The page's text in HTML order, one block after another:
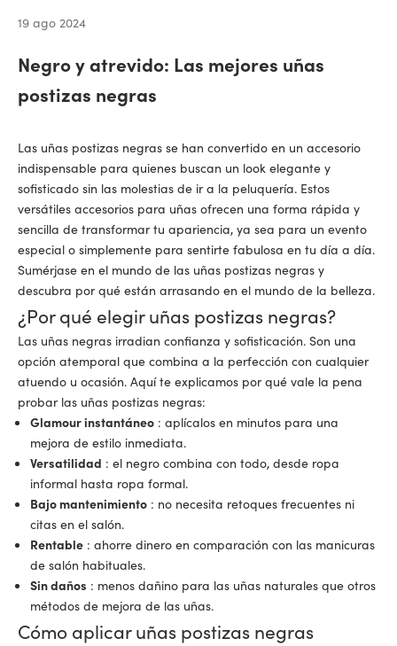
19 ago 2024
Negro y atrevido: Las mejores uñas
postizas negras
Las uñas postizas negras se han convertido en un accesorio
indispensable para quienes buscan un look elegante y
sofisticado sin las molestias de ir a la peluquería. Estos
versátiles accesorios para uñas ofrecen una forma rápida y
sencilla de transformar tu apariencia, ya sea para un evento
especial o simplemente para sentirte fabulosa en tu día a día.
Sumérjase en el mundo de las uñas postizas negras y
descubra por qué están arrasando en el mundo de la belleza.
¿Por qué elegir uñas postizas negras?
Las uñas negras irradian confianza y sofisticación. Son una
opción atemporal que combina a la perfección con cualquier
atuendo u ocasión. Aquí te explicamos por qué vale la pena
probar las uñas postizas negras:
Glamour instantáneo : aplícalos en minutos para una
mejora de estilo inmediata.
Versatilidad : el negro combina con todo, desde ropa
informal hasta ropa formal.
Bajo mantenimiento : no necesita retoques frecuentes ni
citas en el salón.
Rentable : ahorre dinero en comparación con las manicuras
de salón habituales.
Sin daños : menos dañino para las uñas naturales que otros
métodos de mejora de las uñas.
Cómo aplicar uñas postizas negras